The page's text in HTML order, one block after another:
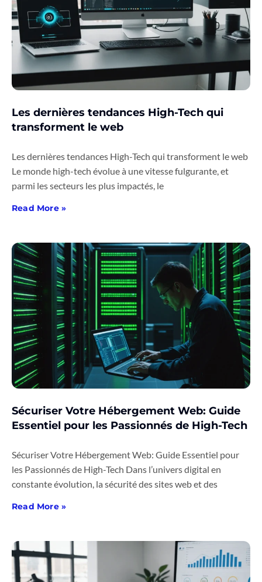
Les dernières tendances High-Tech qui
transforment le web
Les dernières tendances High-Tech qui transforment le web
Le monde high-tech évolue à une vitesse fulgurante, et
parmi les secteurs les plus impactés, le
Read More »
Sécuriser Votre Hébergement Web: Guide
Essentiel pour les Passionnés de High-Tech
Sécuriser Votre Hébergement Web: Guide Essentiel pour
les Passionnés de High-Tech Dans l’univers digital en
constante évolution, la sécurité des sites web et des
Read More »